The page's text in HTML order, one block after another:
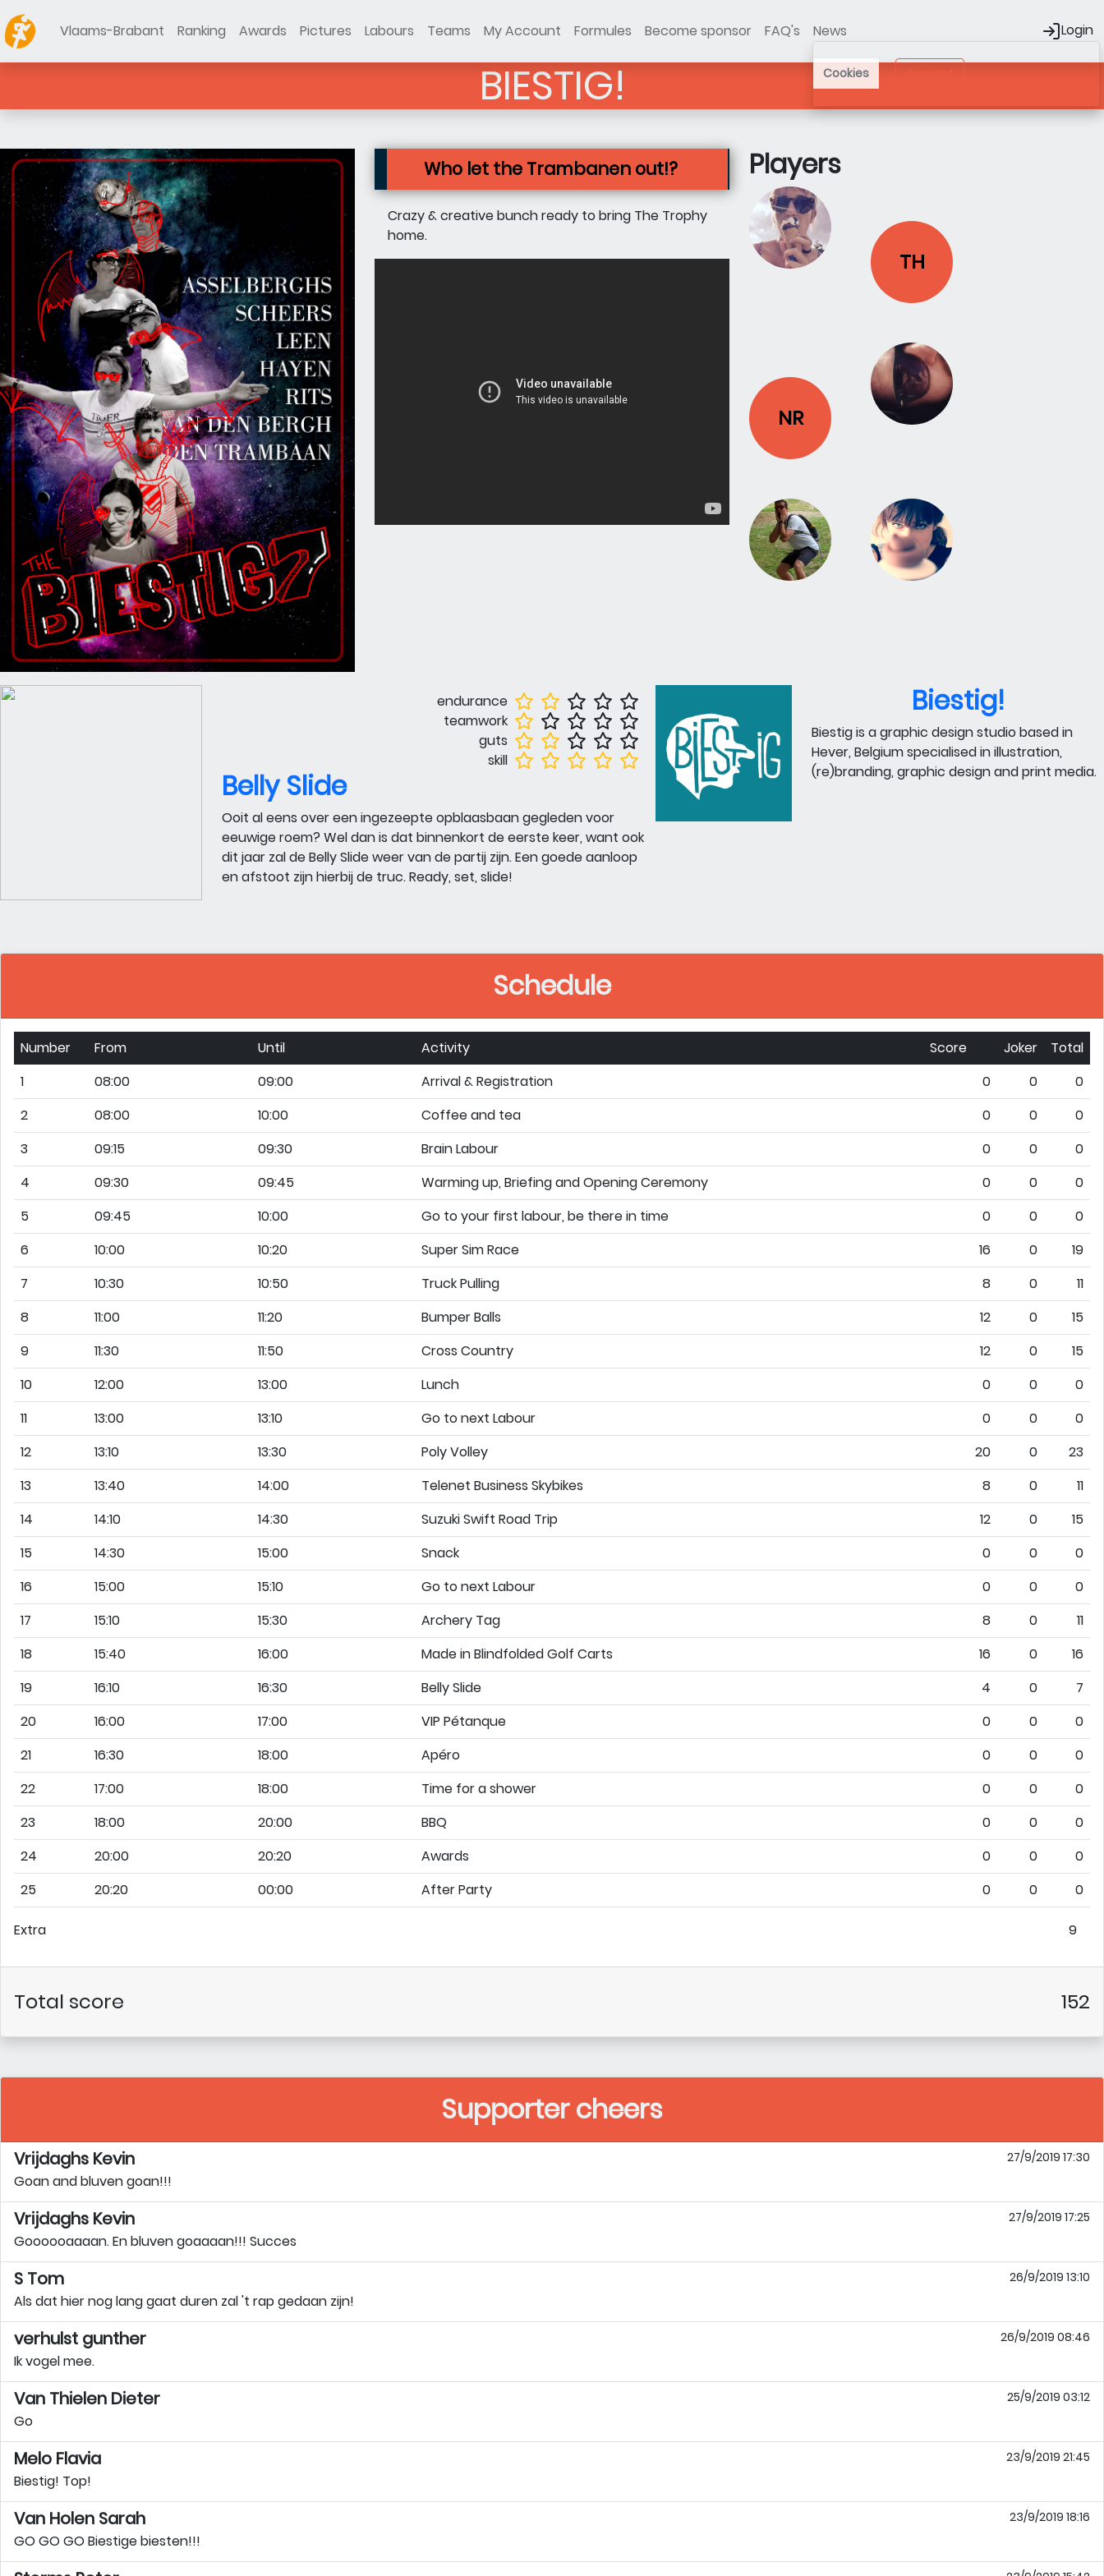
Vlaams-Brabant Ranking Awards Pictures Labours Teams My Account Formules Become sponsor FAQ's News Login
Cookies
BIESTIG!
Who let the Trambanen out!?
Crazy & creative bunch ready to bring The Trophy
home.
Players
TH
NR
endurance
teamwork
guts
skill
Belly Slide
Ooit al eens over een ingezeepte opblaasbaan gegleden voor
eeuwige roem? Wel dan is dat binnenkort de eerste keer, want ook
dit jaar zal de Belly Slide weer van de partij zijn. Een goede aanloop
en afstoot zijn hierbij de truc. Ready, set, slide!
Biestig!
Biestig is a graphic design studio based in
Hever, Belgium specialised in illustration,
(re)branding, graphic design and print media.
Schedule
Number From Until Activity Score Joker
Total
1
08:00 09:00 Arrival & Registration 0 0
0
2
08:00 10:00 Coffee and tea 0 0
0
3
09:15 09:30 Brain Labour 0 0
0
4
09:30 09:45 Warming up, Briefing and Opening Ceremony 0 0
0
5
09:45 10:00 Go to your first labour, be there in time 0 0
0
6
10:00 10:20 Super Sim Race 16 0
19
7
10:30 10:50 Truck Pulling 8 0
11
8
11:00 11:20 Bumper Balls 12 0
15
9
11:30 11:50 Cross Country 12 0
15
10
12:00 13:00 Lunch 0 0
0
11
13:00 13:10 Go to next Labour 0 0
0
12
13:10 13:30 Poly Volley 20 0
23
13
13:40 14:00 Telenet Business Skybikes 8 0
11
14
14:10 14:30 Suzuki Swift Road Trip 12 0
15
15
14:30 15:00 Snack 0 0
0
16
15:00 15:10 Go to next Labour 0 0
0
17
15:10 15:30 Archery Tag 8 0
11
18
15:40 16:00 Made in Blindfolded Golf Carts 16 0
16
19
16:10 16:30 Belly Slide 4 0
7
20
16:00 17:00 VIP Pétanque 0 0
0
21
16:30 18:00 Apéro 0 0
0
22
17:00 18:00 Time for a shower 0 0
0
23
18:00 20:00 BBQ 0 0
0
24
20:00 20:20 Awards 0 0
0
25
20:20 00:00 After Party 0 0 0
Extra 9
Total score 152
Supporter cheers
Vrijdaghs Kevin 27/9/2019 17:30
Goan and bluven goan!!!
Vrijdaghs Kevin 27/9/2019 17:25
Goooooaaaan. En bluven goaaaan!!! Succes
S Tom 26/9/2019 13:10
Als dat hier nog lang gaat duren zal 't rap gedaan zijn!
verhulst gunther 26/9/2019 08:46
Ik vogel mee.
Van Thielen Dieter 25/9/2019 03:12
Go
Melo Flavia 23/9/2019 21:45
Biestig! Top!
Van Holen Sarah 23/9/2019 18:16
GO GO GO Biestige biesten!!!